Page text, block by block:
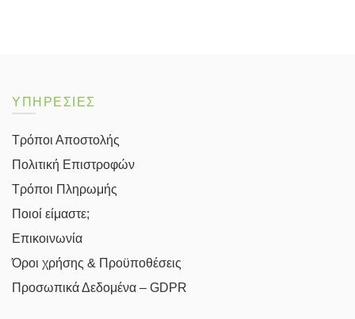
ΥΠΗΡΕΣΙΕΣ
Τρόποι Αποστολής
Πολιτική Επιστροφών
Τρόποι Πληρωμής
Ποιοί είμαστε;
Επικοινωνία
Όροι χρήσης & Προϋποθέσεις
Προσωπικά Δεδομένα – GDPR